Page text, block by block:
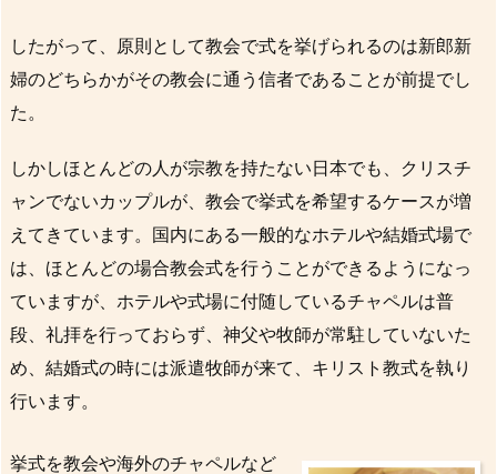
したがって、原則として教会で式を挙げられるのは新郎新
婦のどちらかがその教会に通う信者であることが前提でし
た。
しかしほとんどの人が宗教を持たない日本でも、クリスチ
ャンでないカップルが、教会で挙式を希望するケースが増
えてきています。国内にある一般的なホテルや結婚式場で
は、ほとんどの場合教会式を行うことができるようになっ
ていますが、ホテルや式場に付随しているチャペルは普
段、礼拝を行っておらず、神父や牧師が常駐していないた
め、結婚式の時には派遣牧師が来て、キリスト教式を執り
行います。
挙式を教会や海外のチャペルなど